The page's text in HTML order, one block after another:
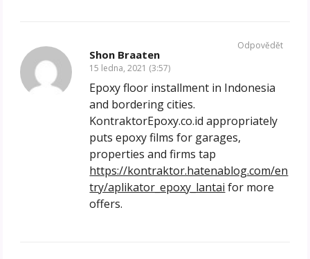
Shon Braaten
15 ledna, 2021 (3:57)
Epoxy floor installment in Indonesia
and bordering cities.
KontraktorEpoxy.co.id appropriately
puts epoxy films for garages,
properties and firms tap
https://kontraktor.hatenablog.com/en
try/aplikator_epoxy_lantai for more
offers.
Odpovědět